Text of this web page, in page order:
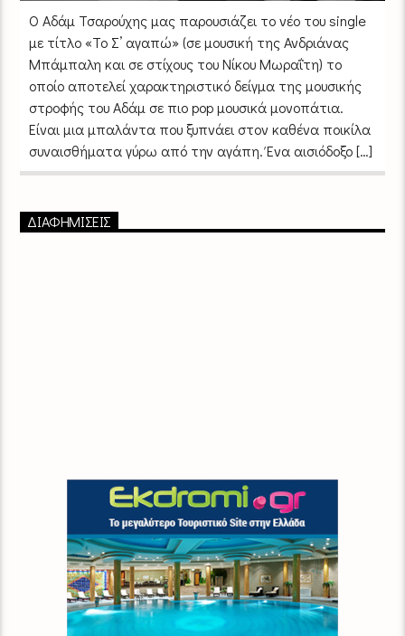
Ο Αδάμ Τσαρούχης μας παρουσιάζει το νέο του single
με τίτλο «Το Σ’ αγαπώ» (σε μουσική της Ανδριάνας
Μπάμπαλη και σε στίχους του Νίκου Μωραΐτη) το
οποίο αποτελεί χαρακτηριστικό δείγμα της μουσικής
στροφής του Αδάμ σε πιο pop μουσικά μονοπάτια.
Είναι μια μπαλάντα που ξυπνάει στον καθένα ποικίλα
συναισθήματα γύρω από την αγάπη. Ένα αισιόδοξο […]
ΔΙΑΦΗΜΙΣΕΙΣ